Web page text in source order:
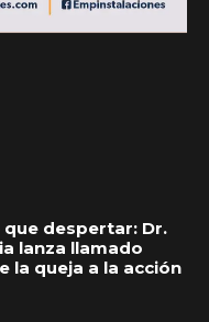
que despertar: Dr.
lanza llamado
la queja a la acción